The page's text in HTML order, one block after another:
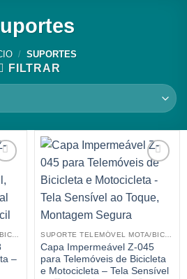
/ SUPORTES
FILTRAR
–
Capa Impermeável Z-045
para Telemóveis de Bicicleta
e Motocicleta – Tela Sensível